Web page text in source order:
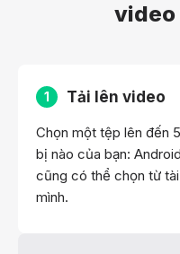
video
1 Tải lên video
Chọn một tệp lên đến
bị nào của bạn:
cũng có thể chọn từ
mình.